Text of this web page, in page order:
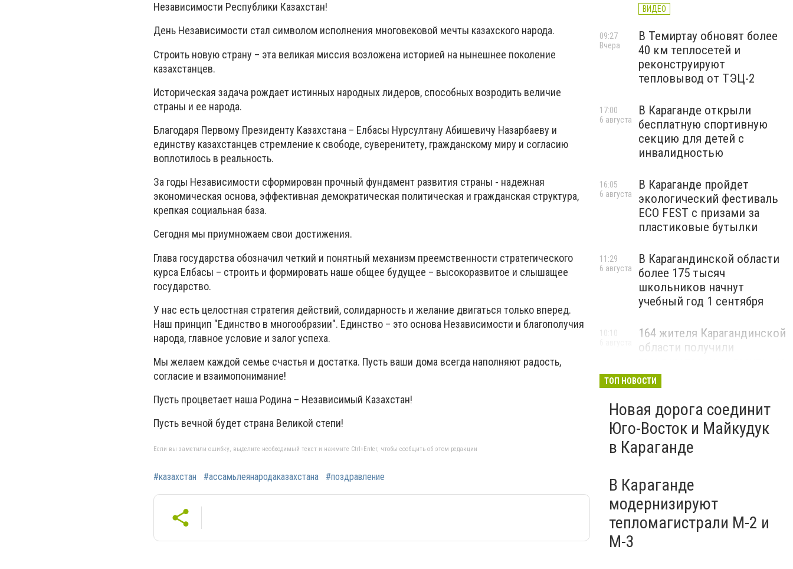
Независимости Республики Казахстан!
День Независимости стал символом исполнения многовековой мечты казахского народа.
Строить новую страну – эта великая миссия возложена историей на нынешнее поколение
казахстанцев.
Историческая задача рождает истинных народных лидеров, способных возродить величие
страны и ее народа.
Благодаря Первому Президенту Казахстана – Елбасы Нурсултану Абишевичу Назарбаеву и
единству казахстанцев стремление к свободе, суверенитету, гражданскому миру и согласию
воплотилось в реальность.
За годы Независимости сформирован прочный фундамент развития страны - надежная
экономическая основа, эффективная демократическая политическая и гражданская структура,
крепкая социальная база.
Сегодня мы приумножаем свои достижения.
Глава государства обозначил четкий и понятный механизм преемственности стратегического
курса Елбасы – строить и формировать наше общее будущее – высокоразвитое и слышащее
государство.
У нас есть целостная стратегия действий, солидарность и желание двигаться только вперед.
Наш принцип "Единство в многообразии". Единство – это основа Независимости и благополучия
народа, главное условие и залог успеха.
Мы желаем каждой семье счастья и достатка. Пусть ваши дома всегда наполняют радость,
согласие и взаимопонимание!
Пусть процветает наша Родина – Независимый Казахстан!
Пусть вечной будет страна Великой степи!
Если вы заметили ошибку, выделите необходимый текст и нажмите Ctrl+Enter, чтобы сообщить об этом редакции
#казахстан #ассамьлеянародаказахстана #поздравление
ВИДЕО
В Темиртау обновят более
40 км теплосетей и
реконструируют
тепловывод от ТЭЦ-2
09:27
Вчера
В Караганде открыли
бесплатную спортивную
секцию для детей с
инвалидностью
17:00
6 августа
В Караганде пройдет
экологический фестиваль
ECO FEST с призами за
пластиковые бутылки
16:05
6 августа
В Карагандинской области
более 175 тысяч
школьников начнут
учебный год 1 сентября
11:29
6 августа
164 жителя Карагандинской
области получили
бизнес
10:10
ТОП НОВОСТИ
Новая дорога соединит
Юго-Восток и Майкудук
в Караганде
В Караганде
модернизируют
тепломагистрали М-2 и
М-3